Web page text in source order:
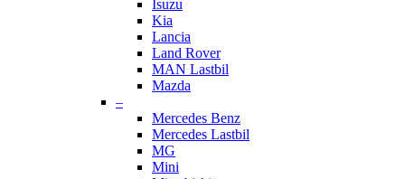
Isuzu
Kia
Lancia
Land Rover
MAN Lastbil
Mazda
–
Mercedes Benz
Mercedes Lastbil
MG
Mini